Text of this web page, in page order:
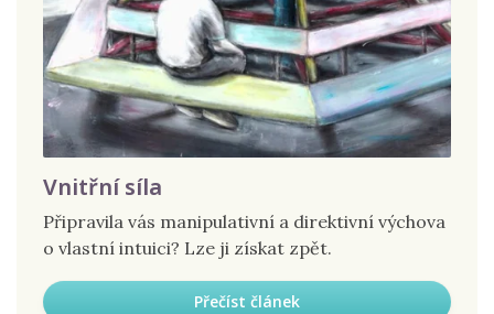
Vnitřní síla
Připravila vás manipulativní a direktivní výchova
o vlastní intuici? Lze ji získat zpět.
Přečíst článek